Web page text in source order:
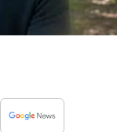
Çanakkale
Denizli